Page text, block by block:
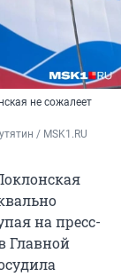
не сожалеет
/ MSK1.RU
на пресс-
Главной